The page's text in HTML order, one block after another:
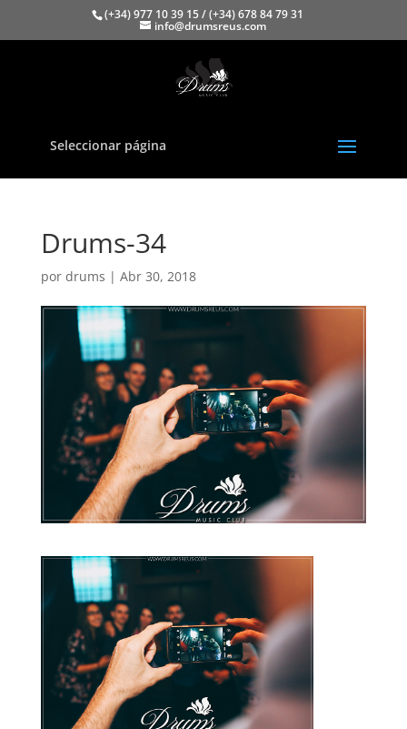
(+34) 977 10 39 15 / (+34) 678 84 79 31
info@drumsreus.com
Seleccionar página
Drums-34
por drums | Abr 30, 2018